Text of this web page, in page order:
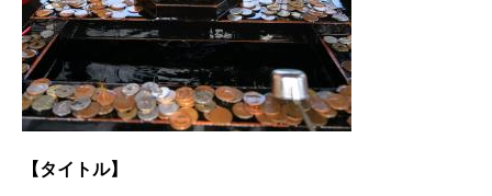
【タイトル】